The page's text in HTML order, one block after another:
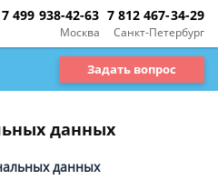
Москва
7 499 938-42-63
Санкт-Петербург
7 812 467-34-29
Задать вопрос
данных
данных